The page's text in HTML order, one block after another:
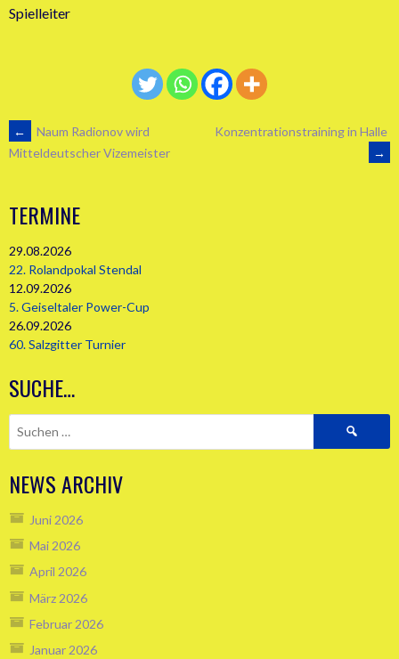
Spielleiter
ARTIKEL-
←
Naum Radionov wird
Mitteldeutscher Vizemeister
Konzentrationstraining in Halle
→
TERMINE
29.08.2026
22. Rolandpokal Stendal
12.09.2026
5. Geiseltaler Power-Cup
26.09.2026
60. Salzgitter Turnier
SUCHE…
Suchen
NEWS ARCHIV
Juni 2026
Mai 2026
April 2026
März 2026
Februar 2026
Januar 2026